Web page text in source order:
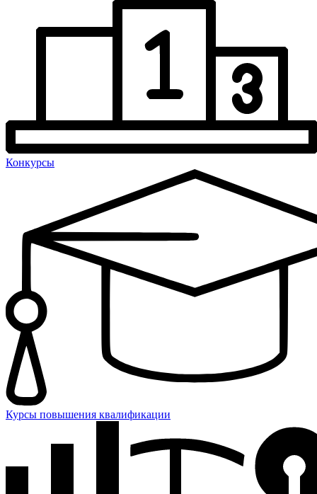
Конкурсы
Курсы повышения квалификации